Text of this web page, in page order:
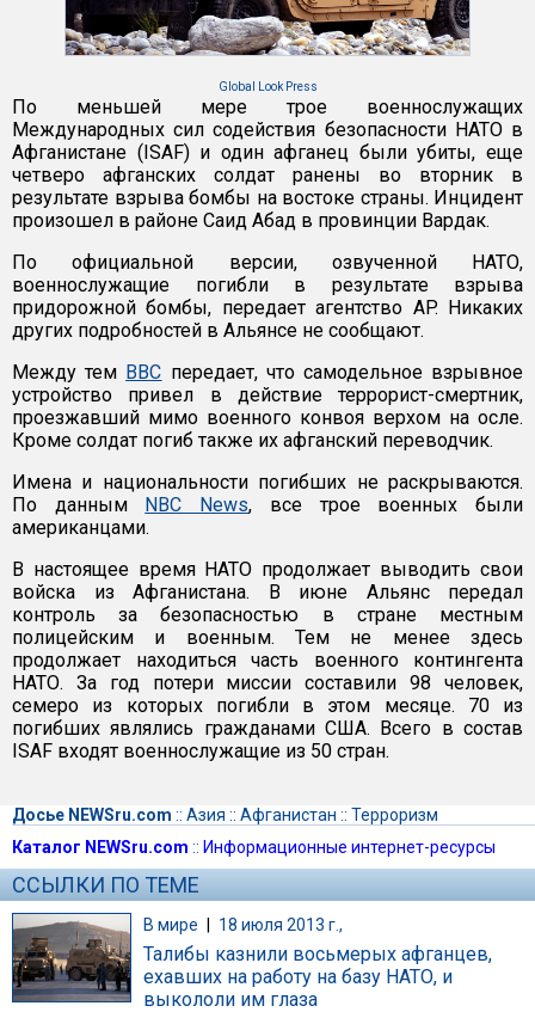
Global Look Press
По меньшей мере трое военнослужащих
Международных сил содействия безопасности НАТО в
Афганистане (ISAF) и один афганец были убиты, еще
четверо афганских солдат ранены во вторник в
результате взрыва бомбы на востоке страны. Инцидент
произошел в районе Саид Абад в провинции Вардак.
По официальной версии, озвученной НАТО,
военнослужащие погибли в результате взрыва
придорожной бомбы, передает агентство AP. Никаких
других подробностей в Альянсе не сообщают.
Между тем BBC передает, что самодельное взрывное
устройство привел в действие террорист-смертник,
проезжавший мимо военного конвоя верхом на осле.
Кроме солдат погиб также их афганский переводчик.
Имена и национальности погибших не раскрываются.
По данным NBC News, все трое военных были
американцами.
В настоящее время НАТО продолжает выводить свои
войска из Афганистана. В июне Альянс передал
контроль за безопасностью в стране местным
полицейским и военным. Тем не менее здесь
продолжает находиться часть военного контингента
НАТО. За год потери миссии составили 98 человек,
семеро из которых погибли в этом месяце. 70 из
погибших являлись гражданами США. Всего в состав
ISAF входят военнослужащие из 50 стран.
Досье NEWSru.com :: Азия :: Афганистан :: Терроризм
Каталог NEWSru.com :: Информационные интернет-ресурсы
ССЫЛКИ ПО ТЕМЕ
В мире | 18 июля 2013 г.,
Талибы казнили восьмерых афганцев,
ехавших на работу на базу НАТО, и
выкололи им глаза